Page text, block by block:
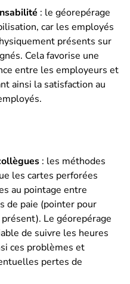
: le géorepérage
car les employés
présents sur
Cela favorise une
entre les employeurs et
ainsi la satisfaction au
: les méthodes
les cartes perforées
au pointage entre
de paie (pointer pour
présent). Le géorepérage
de suivre les heures
ces problèmes et
pertes de